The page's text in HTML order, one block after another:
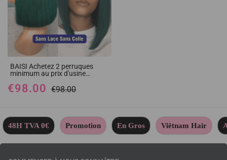
BAISI Achetez 2 perruques
minimum au prix d'usine
lisse 1B Vert En 100% Cheveux
Humains Pré-plucked Pas
Besoin de Code)
€98.00 €98.00
48H TVA 0€ Promotion En Gros Viêtnam Hair